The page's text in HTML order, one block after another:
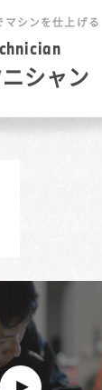
chnician
シャン
マシンを仕上げる